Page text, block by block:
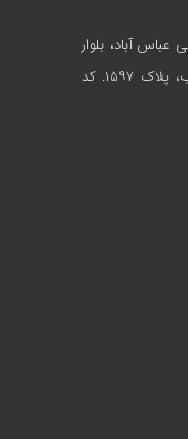
آباد، بلوار
سعدی، خیابان یکم بوستان خیابان عقاب، پلاک ۱۵۹۷. کد